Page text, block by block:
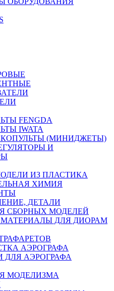
FENGDA
IWATA
(МИНИДЖЕТЫ)
И
ИЗ ПЛАСТИКА
ХИМИЯ
ДЕТАЛИ
СБОРНЫХ МОДЕЛЕЙ
ДЛЯ ДИОРАМ
АЭРОГРАФА
ДЛЯ АЭРОГРАФА
МОДЕЛИЗМА